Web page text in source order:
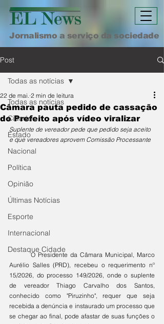
Jornalismo a serviço da sociedade
Post
Todas as notícias
Cidade
Estado
Nacional
Política
Opinião
Últimas Notícias
Esporte
Internacional
Destaque Cidade
Todas as notícias
Câmara pauta pedido de cassação
do Prefeito após vídeo viralizar
22 de mai. 2 min de leitura
Suplente de vereador pede que pedido seja aceito
e que vereadores aprovem Comissão Processante
	O Presidente da Câmara Municipal, Marco
Aurélio Salles (PRD), recebeu o requerimento nº
15/2026, do processo 149/2026, onde o suplente
de vereador Thiago Carvalho dos Santos,
conhecido como "Piruzinho", requer que seja
recebida a denúncia e instaurado um processo que
se chegar ao final, pode afastar de suas funções o